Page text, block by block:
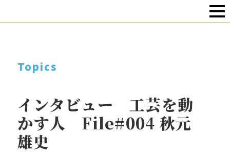
Topics
インタビュー 工芸を動
かす人 File#004 秋元
雄史